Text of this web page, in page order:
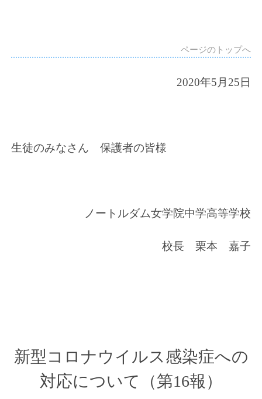
ページのトップへ
2020年5月25日
生徒のみなさん 保護者の皆様
ノートルダム女学院中学高等学校
校長 栗本 嘉子
新型コロナウイルス感染症への
対応について（第16報）